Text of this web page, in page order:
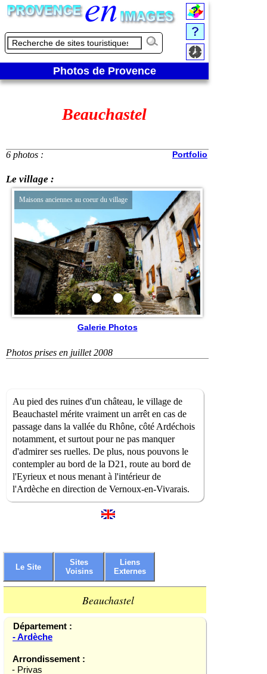
Photos de Provence
Beauchastel
6 photos : Portfolio
Le village :
Maisons anciennes au coeur du village
Galerie Photos
Photos prises en juillet 2008
Au pied des ruines d'un château, le village de
Beauchastel mérite vraiment un arrêt en cas de
passage dans la vallée du Rhône, côté Ardéchois
notamment, et surtout pour ne pas manquer
d'admirer ses ruelles. De plus, nous pouvons le
contempler au bord de la D21, route au bord de
l'Eyrieux et nous menant à l'intérieur de
l'Ardèche en direction de Vernoux-en-Vivarais.
Le Site
Sites
Voisins
Liens
Externes
Beauchastel
Département :
- Ardèche
Arrondissement :
- Privas